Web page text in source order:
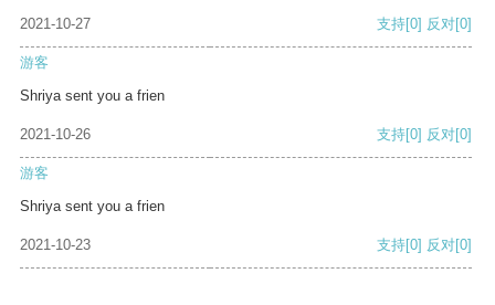
2021-10-27 支持[0] 反对[0]
游客
Shriya sent you a frien
2021-10-26 支持[0] 反对[0]
游客
Shriya sent you a frien
2021-10-23 支持[0] 反对[0]